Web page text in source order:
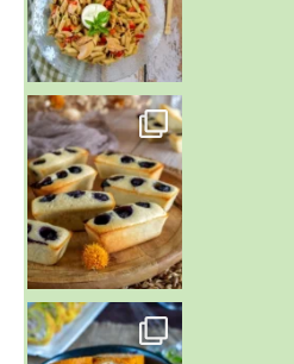
~ FINANCIERS MYRTILLES ET CITRON ~
Aujourd'hu